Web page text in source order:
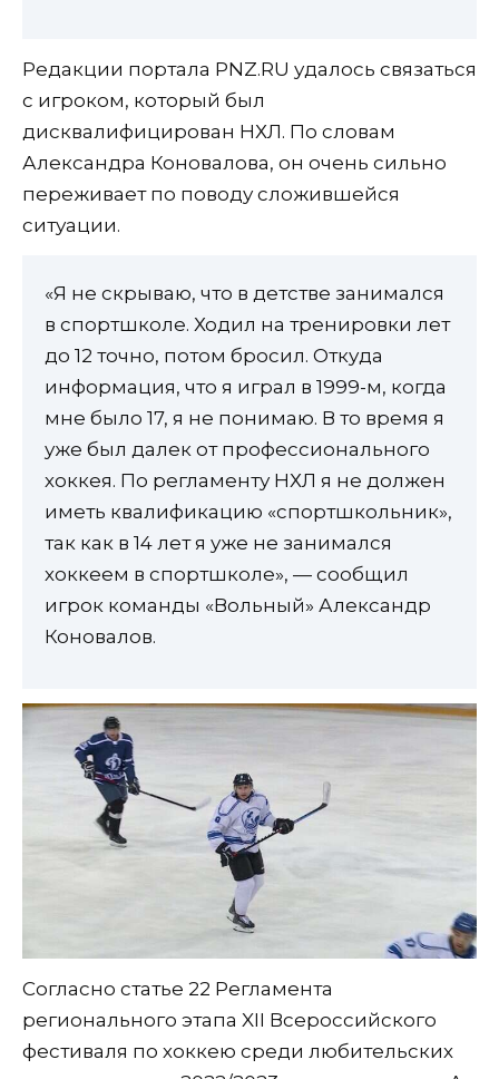
Редакции портала PNZ.RU удалось связаться
с игроком, который был
дисквалифицирован НХЛ. По словам
Александра Коновалова, он очень сильно
переживает по поводу сложившейся
ситуации.
«Я не скрываю, что в детстве занимался
в спортшколе. Ходил на тренировки лет
до 12 точно, потом бросил. Откуда
информация, что я играл в 1999-м, когда
мне было 17, я не понимаю. В то время я
уже был далек от профессионального
хоккея. По регламенту НХЛ я не должен
иметь квалификацию «спортшкольник»,
так как в 14 лет я уже не занимался
хоккеем в спортшколе», — сообщил
игрок команды «Вольный» Александр
Коновалов.
Согласно статье 22 Регламента
регионального этапа XII Всероссийского
фестиваля по хоккею среди любительских